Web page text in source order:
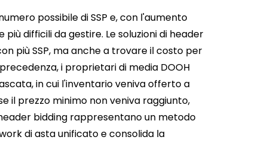
possibile di SSP e, con l'aumento
difficili da gestire. Le soluzioni di header
più SSP, ma anche a trovare il costo per
i proprietari di media DOOH
in cui l'inventario veniva offerto a
il prezzo minimo non veniva raggiunto,
bidding rappresentano un metodo
di asta unificato e consolida la